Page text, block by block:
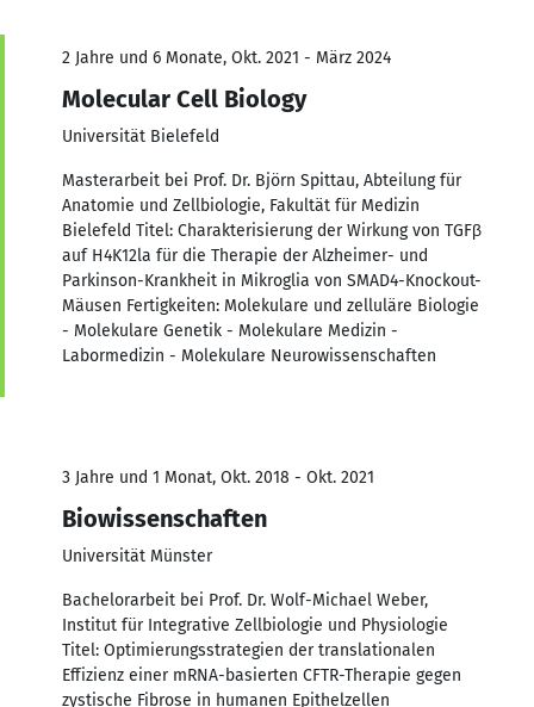
2 Jahre und 6 Monate, Okt. 2021 - März 2024
Molecular Cell Biology
Universität Bielefeld
Masterarbeit bei Prof. Dr. Björn Spittau, Abteilung für
Anatomie und Zellbiologie, Fakultät für Medizin
Bielefeld Titel: Charakterisierung der Wirkung von TGFβ
auf H4K12la für die Therapie der Alzheimer- und
Parkinson-Krankheit in Mikroglia von SMAD4-Knockout-
Mäusen Fertigkeiten: Molekulare und zelluläre Biologie
- Molekulare Genetik - Molekulare Medizin -
Labormedizin - Molekulare Neurowissenschaften
3 Jahre und 1 Monat, Okt. 2018 - Okt. 2021
Biowissenschaften
Universität Münster
Bachelorarbeit bei Prof. Dr. Wolf-Michael Weber,
Institut für Integrative Zellbiologie und Physiologie
Titel: Optimierungsstrategien der translationalen
Effizienz einer mRNA-basierten CFTR-Therapie gegen
zystische Fibrose in humanen Epithelzellen